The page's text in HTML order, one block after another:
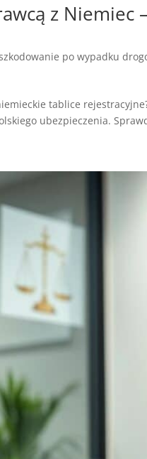
z Niemiec
po wypadku
tablice
ubezpieczenia.